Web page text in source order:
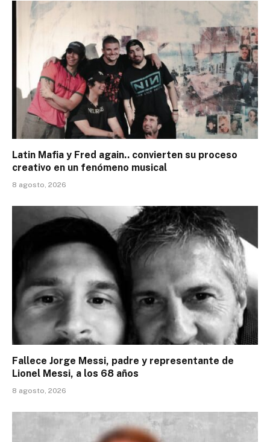
Latin Mafia y Fred again.. convierten su proceso
creativo en un fenómeno musical
8 agosto, 2026
Fallece Jorge Messi, padre y representante de
Lionel Messi, a los 68 años
8 agosto, 2026